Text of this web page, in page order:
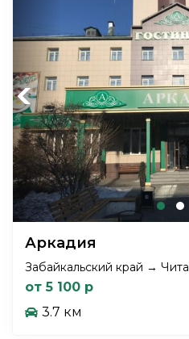
Previous
Аркадия
Забайкальский край → Чита
от 5 100 р
3.7 км